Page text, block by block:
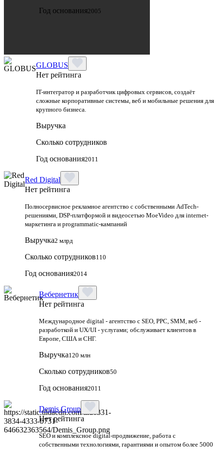
Год основания2005
GLOBUS
Нет рейтинга
IT-интегратор и разработчик цифровых сервисов, создаёт
сложные корпоративные системы, веб и мобильные решения для
крупного бизнеса.
Выручка
Сколько сотрудников
Год основания2011
Red Digital
Нет рейтинга
Полносервисное рекламное агентство с собственными AdTech-
решениями, DSP-платформой и видеосетью MoeVideo для internet-
маркетинга и programmatic-кампаний
Выручка2 млрд
Сколько сотрудников110
Год основания2014
Вебернетик
Нет рейтинга
Международное digital - агентство с SEO, PPC, SMM, веб -
разработкой и UX/UI - услугами; обслуживает клиентов в
Европе, США и СНГ.
Выручка120 млн
Сколько сотрудников50
Год основания2011
Demis Group
Нет рейтинга
SEO и комплексное digital-продвижение, работа с
собственными технологиями, гарантиями и опытом более 5000